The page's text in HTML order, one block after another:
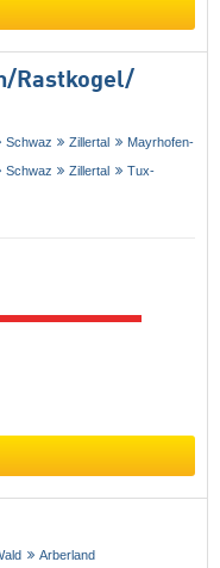
​Rastkogel/​
Schwaz Zillertal
Mayrhofen-
Schwaz Zillertal
Tux-
Arberland